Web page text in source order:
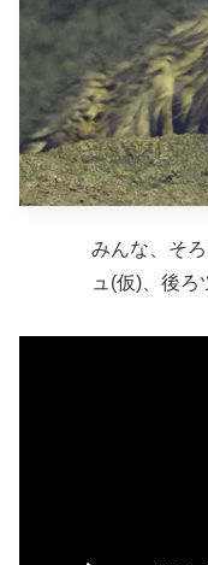
みんな、そ
ュ(仮)、後ろ